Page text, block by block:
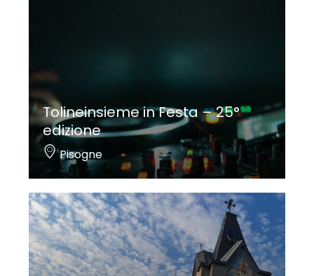
Tolineinsieme in Festa – 25°
edizione
Pisogne